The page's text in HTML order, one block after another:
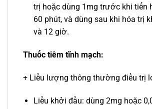
trị hoặc dùng 1mg trước khi tiến
60 phút, và dùng sau khi hóa trị
và 12 giờ.
Thuốc tiêm tĩnh mạch:
+ Liều lượng thông thường điều trị
Liều khởi đầu: dùng 2mg hoặc